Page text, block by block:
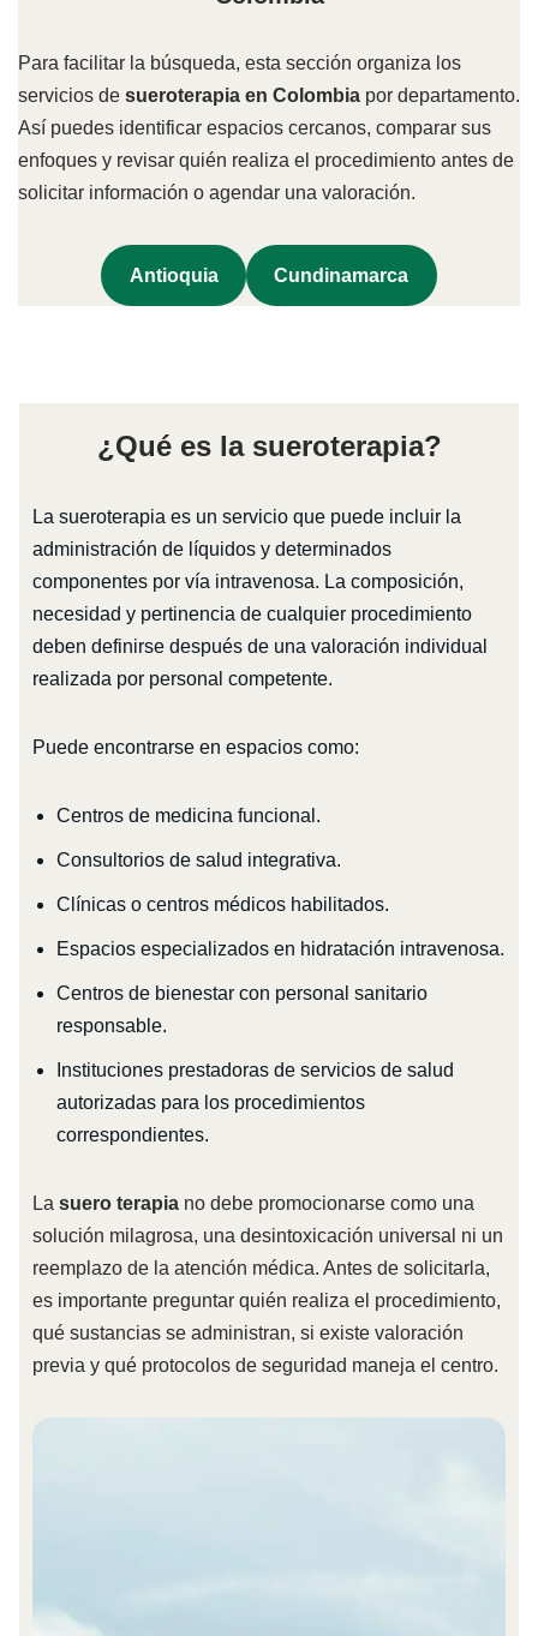
Para facilitar la búsqueda, esta sección organiza los
servicios de sueroterapia en Colombia por departamento.
Así puedes identificar espacios cercanos, comparar sus
enfoques y revisar quién realiza el procedimiento antes de
solicitar información o agendar una valoración.
Antioquia Cundinamarca
¿Qué es la sueroterapia?
La sueroterapia es un servicio que puede incluir la
administración de líquidos y determinados
componentes por vía intravenosa. La composición,
necesidad y pertinencia de cualquier procedimiento
deben definirse después de una valoración individual
realizada por personal competente.
Puede encontrarse en espacios como:
Centros de medicina funcional.
Consultorios de salud integrativa.
Clínicas o centros médicos habilitados.
Espacios especializados en hidratación intravenosa.
Centros de bienestar con personal sanitario
responsable.
Instituciones prestadoras de servicios de salud
autorizadas para los procedimientos
correspondientes.
La suero terapiano debe promocionarse como una
solución milagrosa, una desintoxicación universal ni un
reemplazo de la atención médica. Antes de solicitarla,
es importante preguntar quién realiza el procedimiento,
qué sustancias se administran, si existe valoración
previa y qué protocolos de seguridad maneja el centro.